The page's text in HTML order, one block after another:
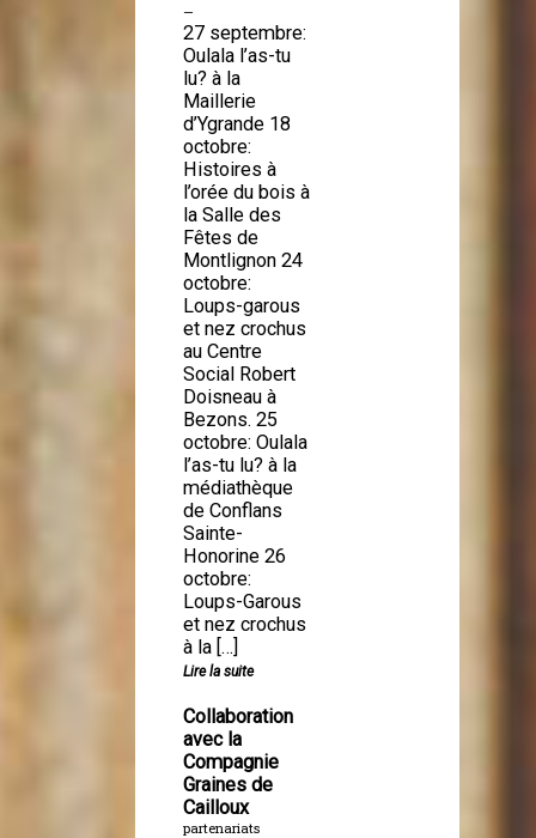
—
27 septembre:
Oulala l’as-tu
lu? à la
Maillerie
d’Ygrande 18
octobre:
Histoires à
l’orée du bois à
la Salle des
Fêtes de
Montlignon 24
octobre:
Loups-garous
et nez crochus
au Centre
Social Robert
Doisneau à
Bezons. 25
octobre: Oulala
l’as-tu lu? à la
médiathèque
de Conflans
Sainte-
Honorine 26
octobre:
Loups-Garous
et nez crochus
à la […]
Lire la suite
Collaboration
avec la
Compagnie
Graines de
Cailloux
partenariats